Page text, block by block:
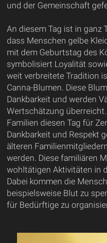
und der Gemeinschaft
An diesem Tag ist in ganz
dass Menschen gelbe
mit dem Geburtstag des
symbolisiert Loyalität
weit verbreitete Tradition
Canna-Blumen. Diese
Dankbarkeit und werden
Wertschätzung
Familien diesen Tag für
Dankbarkeit und Respekt
älteren
werden. Diese familiären
wohltätigen Aktivitäten in
Dabei kommen die
beispielsweise Blut zu
für Bedürftige zu